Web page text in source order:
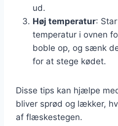
ud.
Høj temperatur:
temperatur i ovnen
boble op, og sænk
for at stege kødet.
Disse tips kan hjælpe
bliver sprød og lækker,
af flæskestegen.